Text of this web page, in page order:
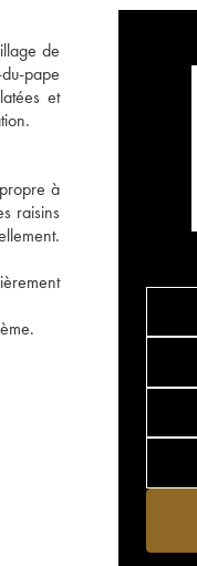
de
pape
et
à
raisins